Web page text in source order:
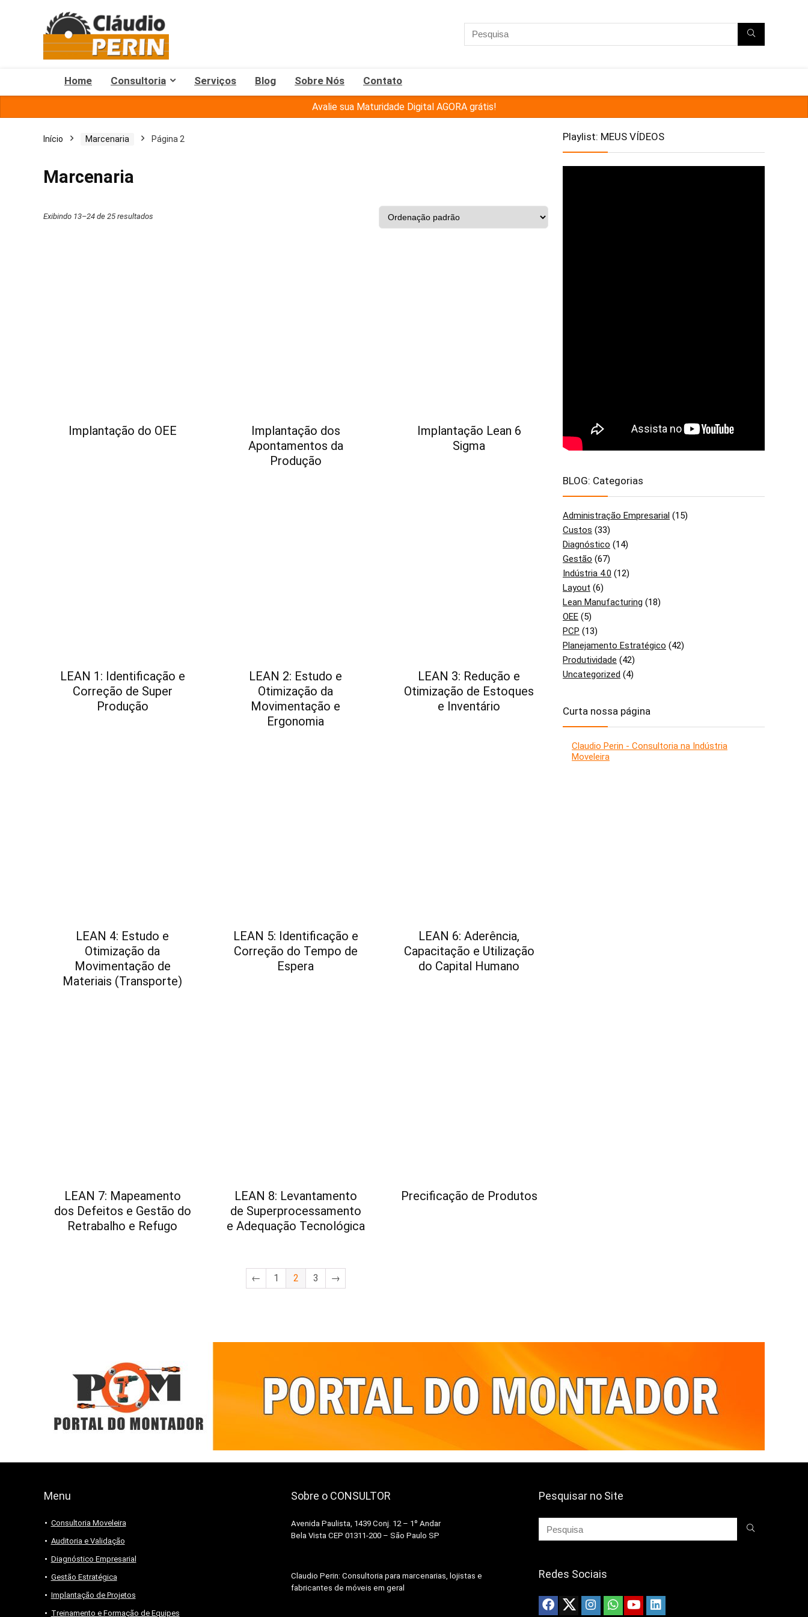
Home Consultoria Serviços Blog Sobre Nós Contato
Avalie sua Maturidade Digital AGORA grátis!
Início Marcenaria Página 2
Marcenaria
Exibindo 13–24 de 25 resultados
Implantação do OEE
Implantação dos
Apontamentos da
Produção
Implantação Lean 6
Sigma
LEAN 1: Identificação e
Correção de Super
Produção
LEAN 2: Estudo e
Otimização da
Movimentação e
Ergonomia
LEAN 3: Redução e
Otimização de Estoques
e Inventário
LEAN 4: Estudo e
Otimização da
Movimentação de
Materiais (Transporte)
LEAN 5: Identificação e
Correção do Tempo de
Espera
LEAN 6: Aderência,
Capacitação e Utilização
do Capital Humano
LEAN 7: Mapeamento
dos Defeitos e Gestão do
Retrabalho e Refugo
LEAN 8: Levantamento
de Superprocessamento
e Adequação Tecnológica
Precificação de Produtos
← 1 2 3 →
Playlist: MEUS VÍDEOS
BLOG: Categorias
Administração Empresarial (15)
Custos (33)
Diagnóstico (14)
Gestão (67)
Indústria 4.0 (12)
Layout (6)
Lean Manufacturing (18)
OEE (5)
PCP (13)
Planejamento Estratégico (42)
Produtividade (42)
Uncategorized (4)
Curta nossa página
Claudio Perin - Consultoria na Indústria
Moveleira
Menu
Consultoria Moveleira
Auditoria e Validação
Diagnóstico Empresarial
Gestão Estratégica
Implantação de Projetos
Treinamento e Formação de Equipes
Sobre o CONSULTOR
Avenida Paulista, 1439 Conj. 12 – 1º Andar
Bela Vista CEP 01311-200 – São Paulo SP
Claudio Perin: Consultoria para marcenarias, lojistas e
fabricantes de móveis em geral
Pesquisar no Site
Redes Sociais